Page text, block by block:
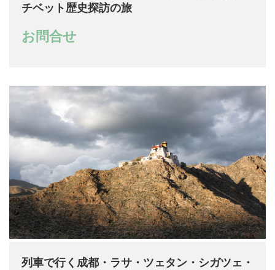
チベット歴史探訪の旅
お問合せ
列車で行く成都・ラサ・ツェタン・シガツェ・